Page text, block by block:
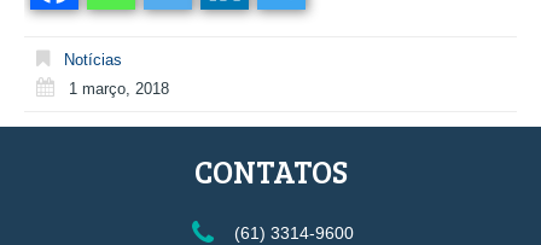
Notícias
1 março, 2018
CONTATOS
(61) 3314-9600